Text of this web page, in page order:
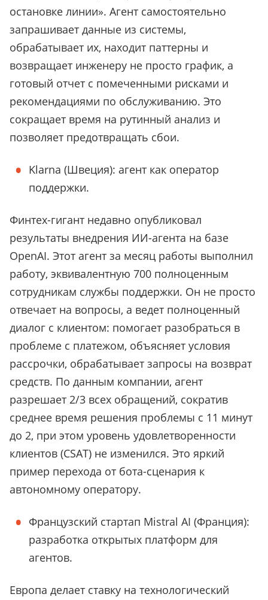
остановке линии». Агент самостоятельно
запрашивает данные из системы,
обрабатывает их, находит паттерны и
возвращает инженеру не просто график, а
готовый отчет с помеченными рисками и
рекомендациями по обслуживанию. Это
сокращает время на рутинный анализ и
позволяет предотвращать сбои.
Klarna (Швеция): агент как оператор
поддержки.
Финтех-гигант недавно опубликовал
результаты внедрения ИИ-агента на базе
OpenAI. Этот агент за месяц работы выполнил
работу, эквивалентную 700 полноценным
сотрудникам службы поддержки. Он не просто
отвечает на вопросы, а ведет полноценный
диалог с клиентом: помогает разобраться в
проблеме с платежом, объясняет условия
рассрочки, обрабатывает запросы на возврат
средств. По данным компании, агент
разрешает 2/3 всех обращений, сократив
среднее время решения проблемы с 11 минут
до 2, при этом уровень удовлетворенности
клиентов (CSAT) не изменился. Это яркий
пример перехода от бота-сценария к
автономному оператору.
Французский стартап Mistral AI (Франция):
разработка открытых платформ для
агентов.
Европа делает ставку на технологический